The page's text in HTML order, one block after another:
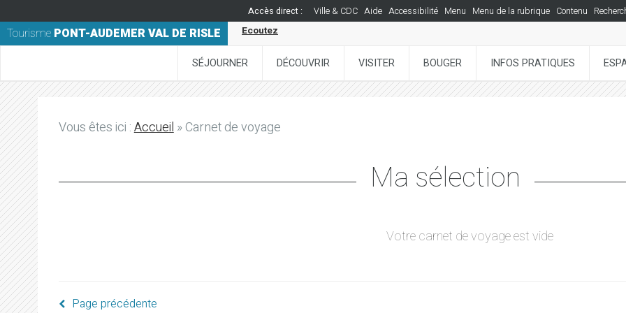
Accès direct : Ville & CDC Aide Accessibilité Menu Menu de la rubrique Contenu
Tourisme PONT-AUDEMER VAL DE RISLE Ecoutez
SÉJOURNER DÉCOUVRIR VISITER BOUGER INFOS PRATIQUES
Vous êtes ici :Accueil» Carnet de voyage
Ma sélection
Votre carnet de voyage est vide
Page précédente